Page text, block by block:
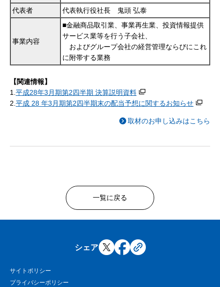
代表者
代表執行役社長 鬼頭 弘泰
事業内容
■金融商品取引業、事業再生業、投資情報提供
サービス業等を行う子会社、
およびグループ会社の経営管理ならびにこれ
に附帯する業務
【関連情報】
1.平成28年3月期第2四半期 決算説明資料
2.平成 28 年3月期第2四半期末の配当予想に関するお知らせ
取材のお申し込みはこちら
一覧に戻る
シェア
サイトポリシー
プライバシーポリシー